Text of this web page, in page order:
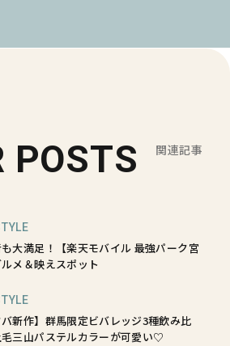
POSTS 関連記事
大満足！【楽天モバイル 最強パーク宮
メ＆映えスポット
バ新作】群馬限定ビバレッジ3種飲み比
三山パステルカラーが可愛い♡